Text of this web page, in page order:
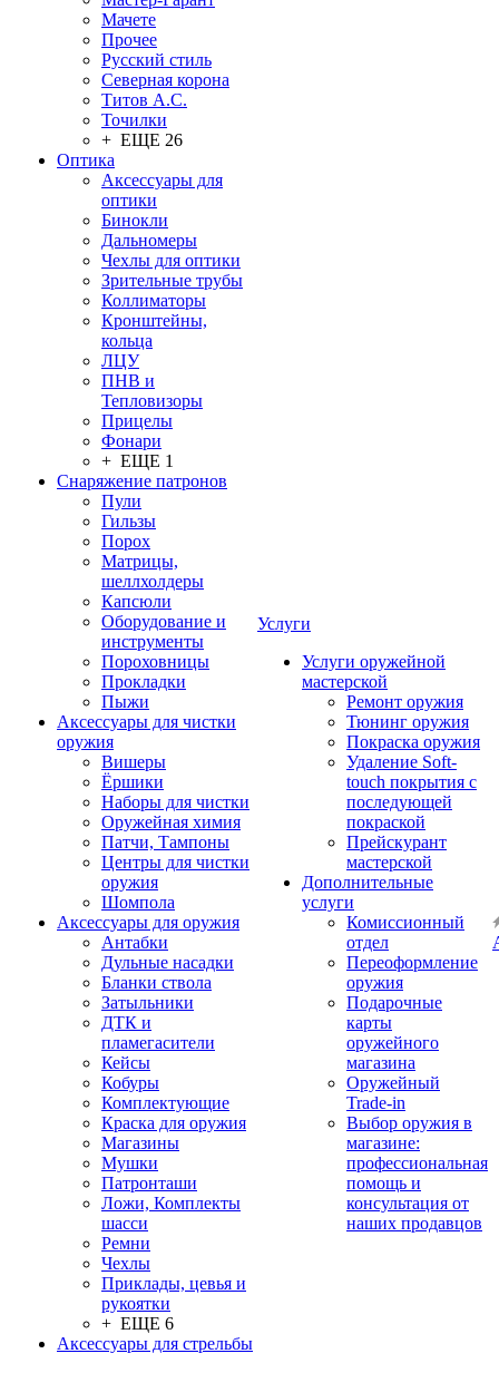
Мачете
Прочее
Русский стиль
Северная корона
Титов А.С.
Точилки
+ ЕЩЕ 26
Оптика
Аксессуары для
оптики
Бинокли
Дальномеры
Чехлы для оптики
Зрительные трубы
Коллиматоры
Кронштейны,
кольца
ЛЦУ
ПНВ и
Тепловизоры
Прицелы
Фонари
+ ЕЩЕ 1
Снаряжение патронов
Пули
Гильзы
Порох
Матрицы,
шеллхолдеры
Капсюли
Оборудование и
инструменты
Пороховницы
Прокладки
Пыжи
Аксессуары для чистки
оружия
Вишеры
Ёршики
Наборы для чистки
Оружейная химия
Патчи, Тампоны
Центры для чистки
оружия
Шомпола
Аксессуары для оружия
Антабки
Дульные насадки
Бланки ствола
Затыльники
ДТК и
пламегасители
Кейсы
Кобуры
Комплектующие
Краска для оружия
Магазины
Мушки
Патронташи
Ложи, Комплекты
шасси
Ремни
Чехлы
Приклады, цевья и
рукоятки
+ ЕЩЕ 6
Аксессуары для стрельбы
Услуги
Услуги оружейной
мастерской
Ремонт оружия
Тюнинг оружия
Покраска оружия
Удаление Soft-
touch покрытия с
последующей
покраской
Прейскурант
мастерской
Дополнительные
услуги
Комиссионный
отдел
Переоформление
оружия
Подарочные
карты
оружейного
магазина
Оружейный
Trade-in
Выбор оружия в
магазине:
профессиональная
помощь и
консультация от
наших продавцов